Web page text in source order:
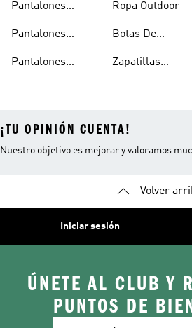
Pantalones
Pantalones
Pantalones
Ropa Outdoor
Botas De
Zapatillas
¡TU OPINIÓN CUENTA!
Nuestro objetivo es mejorar y valoramos
Volver
Iniciar sesión
ÚNETE AL CLUB Y
PUNTOS DE